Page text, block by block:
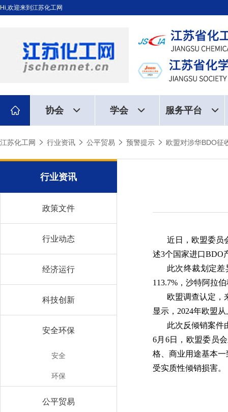
Hi,欢迎来到江苏化工网
协会 学会 服务平台
江苏化工网 行业资讯 公平贸易 预警提示 欧盟对涉华BDO征
行业资讯
政策文件
行业动态
经济运行
科技创新
安全环保
安全
环保
公平贸易
近日，欧盟委员
述3个国家进口BDO
此次终裁划定
113.7%，沙特阿拉
欧盟调查认定，
显示，2024年欧盟
此次反倾销案件
6月6日，欧盟委员
格、商业用途基本
受实质性倾销损害。